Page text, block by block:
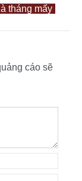
tháng mấy
cáo sẽ